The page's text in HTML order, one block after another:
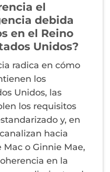
el
debida
en el Reino
Unidos?
radica en cómo
los
Unidos, las
los requisitos
y, en
hacia
Mac o Ginnie Mae,
en la